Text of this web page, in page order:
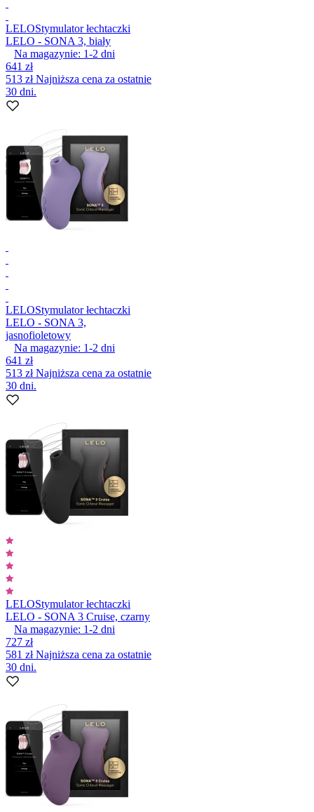
LELOStymulator łechtaczki
LELO - SONA 3, biały
Na magazynie: 1-2 dni
641 zł
513 złNajniższa cena za ostatnie
30 dni.
LELOStymulator łechtaczki
LELO - SONA 3,
jasnofioletowy
Na magazynie: 1-2 dni
641 zł
513 złNajniższa cena za ostatnie
30 dni.
LELOStymulator łechtaczki
LELO - SONA 3 Cruise, czarny
Na magazynie: 1-2 dni
727 zł
581 złNajniższa cena za ostatnie
30 dni.